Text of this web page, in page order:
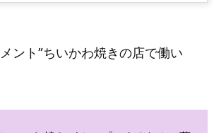
ント”ちいかわ焼きの店で働い